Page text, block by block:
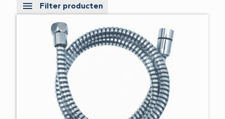
Filter producten